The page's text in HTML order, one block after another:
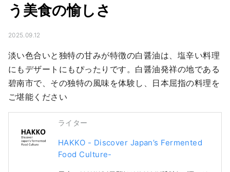
う美食の愉しさ
2025.09.12
淡い色合いと独特の甘みが特徴の白醤油は、塩辛い料理
にもデザートにもぴったりです。白醤油発祥の地である
碧南市で、その独特の風味を体験し、日本屈指の料理を
ご堪能ください
ライター
HAKKO - Discover Japan’s Fermented
Food Culture-